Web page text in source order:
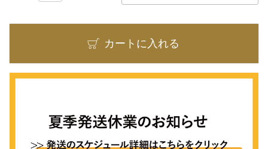
カートに入れる